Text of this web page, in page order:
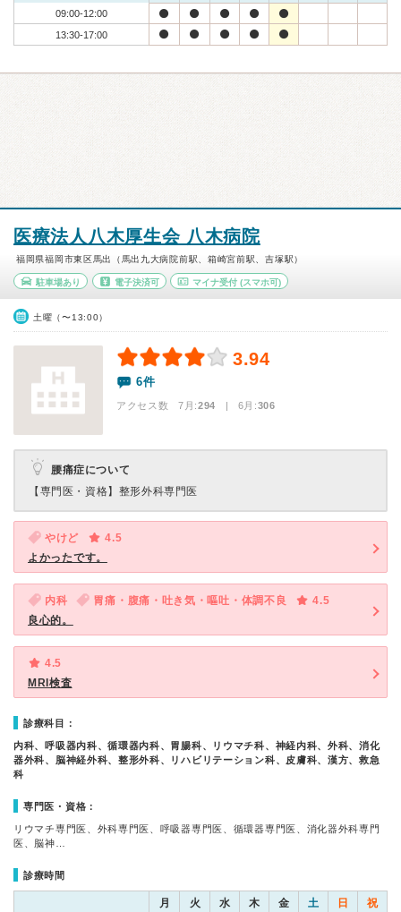
09:00-12:00
13:30-17:00
医療法人八木厚生会 八木病院
福岡県福岡市東区馬出（馬出九大病院前駅、箱崎宮前駅、吉塚駅）
駐車場あり 電子決済可 マイナ受付 (スマホ可)
土曜（〜13:00）
3.94
6件
アクセス数 7月:294 | 6月:306
腰痛症について
【専門医・資格】 整形外科専門医
やけど
4.5
よかったです。
内科 胃痛・腹痛・吐き気・嘔吐・体調不良
4.5
良心的。
4.5
MRI検査
診療科目：
内科、呼吸器内科、循環器内科、胃腸科、リウマチ科、神経内科、外科、消化
器外科、脳神経外科、整形外科、リハビリテーション科、皮膚科、漢方、救急
科
専門医・資格：
リウマチ専門医、外科専門医、呼吸器専門医、循環器専門医、消化器外科専門
医、脳神…
診療時間
月 火 水 木 金 土 日 祝